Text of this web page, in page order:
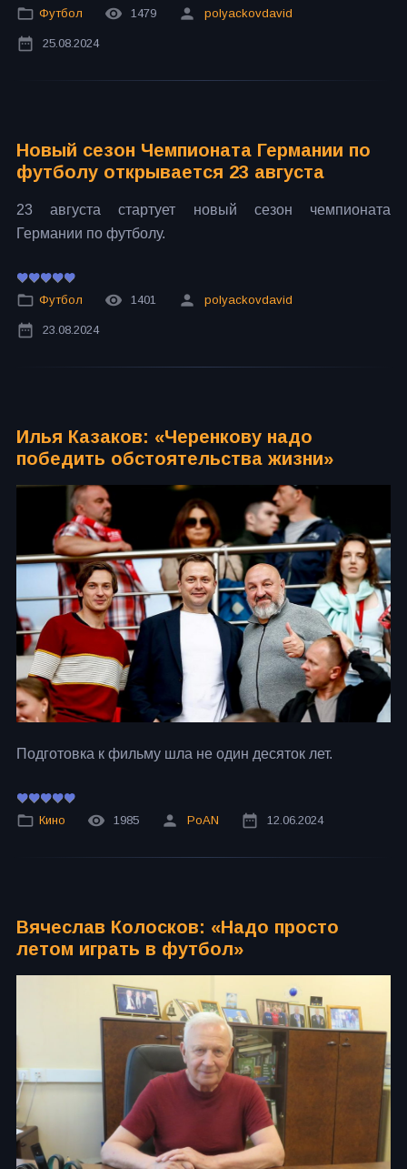
Футбол 1479 polyackovdavid
25.08.2024
Новый сезон Чемпионата Германии по
футболу открывается 23 августа
23 августа стартует новый сезон чемпионата
Германии по футболу.
Футбол 1401 polyackovdavid
23.08.2024
Илья Казаков: «Черенкову надо
победить обстоятельства жизни»
Подготовка к фильму шла не один десяток лет.
Кино 1985 PoAN 12.06.2024
Вячеслав Колосков: «Надо просто
летом играть в футбол»